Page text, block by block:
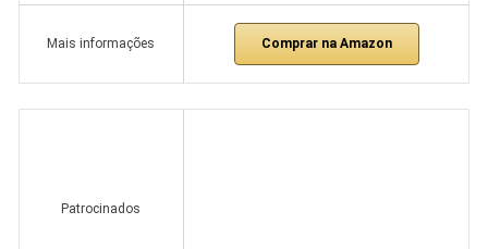
Mais informações Comprar na Amazon
Patrocinados